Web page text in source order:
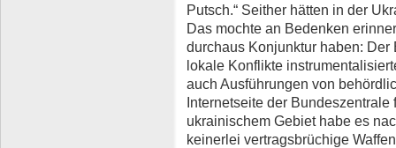
Putsch.“ Seither hätten in der
Das mochte an Bedenken
durchaus Konjunktur haben:
lokale Konflikte
auch Ausführungen von
Internetseite der
ukrainischem Gebiet habe es
keinerlei vertragsbrüchige